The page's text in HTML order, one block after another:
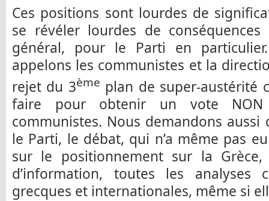
Ces positions sont lourdes de
se révéler lourdes de
général, pour le Parti en
appelons les communistes et la
rejet du 3ème plan de super-austérité
faire pour obtenir un vote
communistes. Nous demandons
le Parti, le débat, qui n’a même pas
sur le positionnement sur la
d’information, toutes les analyses
grecques et internationales, même si